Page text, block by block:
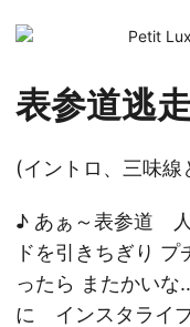
表参道逃
(イントロ、三味線
♪ あぁ～表参道
ドを引きちぎり
ったら またかい
に インスタライ